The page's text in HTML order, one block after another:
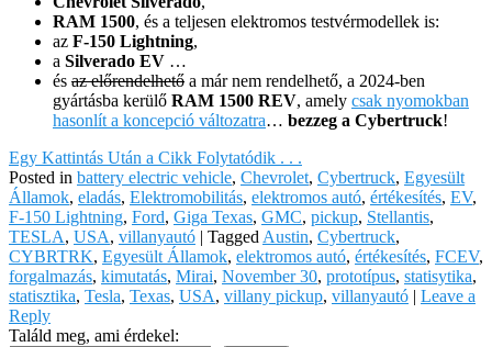
RAM 1500, és a teljesen elektromos testvérmodellek is:
az F-150 Lightning,
a Silverado EV …
és az előrendelhető a már nem rendelhető, a 2024-ben
gyártásba kerülő RAM 1500 REV, amely csak nyomokban
hasonlít a koncepció változatra… bezzeg a Cybertruck!
Egy Kattintás Után a Cikk Folytatódik . . .
Posted in battery electric vehicle, Chevrolet, Cybertruck, Egyesült
Államok, eladás, Elektromobilitás, elektromos autó, értékesítés, EV,
F-150 Lightning, Ford, Giga Texas, GMC, pickup, Stellantis,
TESLA, USA, villanyautó | Tagged Austin, Cybertruck,
CYBRTRK, Egyesült Államok, elektromos autó, értékesítés, FCEV,
forgalmazás, kimutatás, Mirai, November 30, prototípus, statisytika,
statisztika, Tesla, Texas, USA, villany pickup, villanyautó | Leave a
Reply
Találd meg, ami érdekel: